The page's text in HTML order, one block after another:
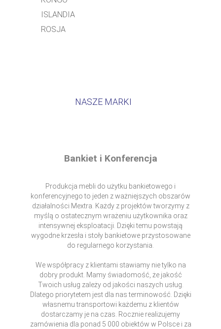
ISLANDIA
ROSJA
NASZE MARKI
Bankiet i Konferencja
Produkcja mebli do użytku bankietowego i
konferencyjnego to jeden z ważniejszych obszarów
działalności Mextra. Każdy z projektów tworzymy z
myślą o ostatecznym wrażeniu użytkownika oraz
intensywnej eksploatacji. Dzięki temu powstają
wygodne krzesła i stoły bankietowe przystosowane
do regularnego korzystania.
We współpracy z klientami stawiamy nie tylko na
dobry produkt. Mamy świadomość, że jakość
Twoich usług zależy od jakości naszych usług.
Dlatego priorytetem jest dla nas terminowość. Dzięki
własnemu transportowi każdemu z klientów
dostarczamy je na czas. Rocznie realizujemy
zamówienia dla ponad 5 000 obiektów w Polsce i za